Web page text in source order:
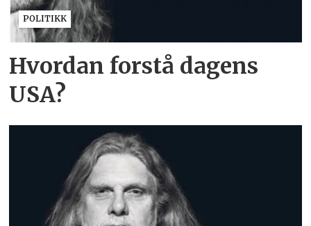
POLITIKK
Hvordan forstå dagens
USA?